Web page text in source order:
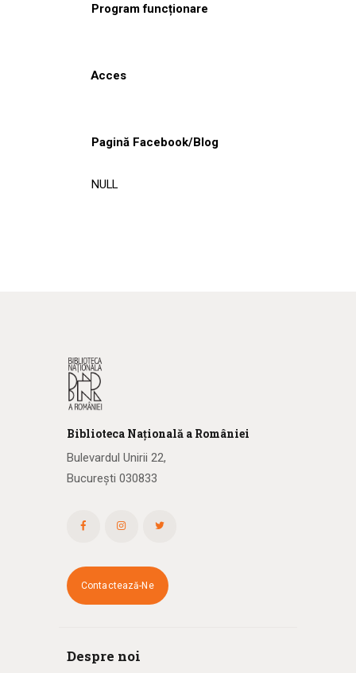
Program funcționare
Acces
Pagină Facebook/Blog
NULL
Biblioteca Națională a României
Bulevardul Unirii 22,
București 030833
Contactează-Ne
Despre noi